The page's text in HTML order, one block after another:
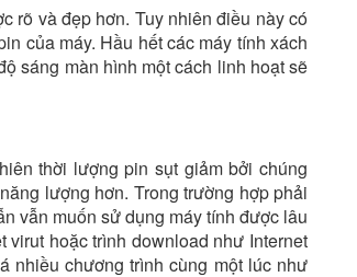
rõ và đẹp hơn. Tuy nhiên điều này có
của máy. Hầu hết các máy tính xách
sáng màn hình một cách linh hoạt sẽ
thời lượng pin sụt giảm bởi chúng
lượng hơn. Trong trường hợp phải
vẫn muốn sử dụng máy tính được lâu
virut hoặc trình download như Internet
nhiều chương trình cùng một lúc như